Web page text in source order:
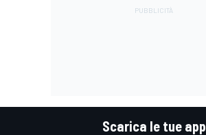
Scarica le tue app